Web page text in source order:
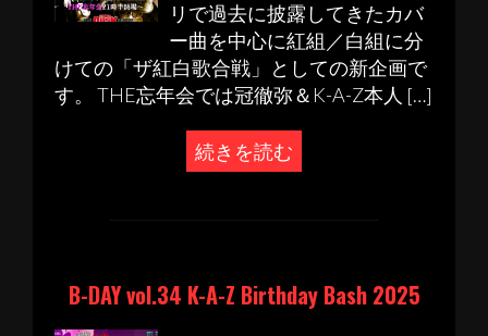
リで過去に披露してきたカバ
ー曲を中心に紅組／白組に分
けての「ザ紅白歌合戦」としての新企画で
す。 THE忘年会では冠徹弥＆K-A-Z本人 […]
続きを読む
B-DAY vol.34 K-A-Z Birthday Bash 2025